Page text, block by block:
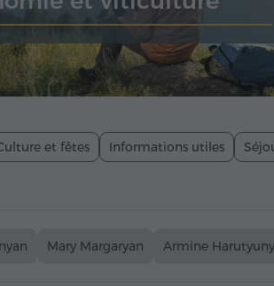
et fêtes Informations utiles
Mary Margaryan Armine